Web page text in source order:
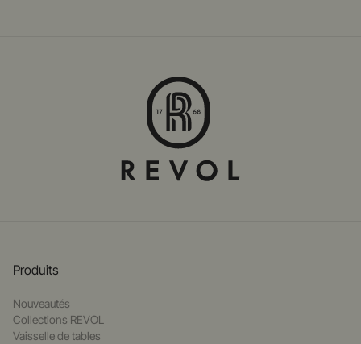
Produits
Nouveautés
Collections REVOL
Vaisselle de tables